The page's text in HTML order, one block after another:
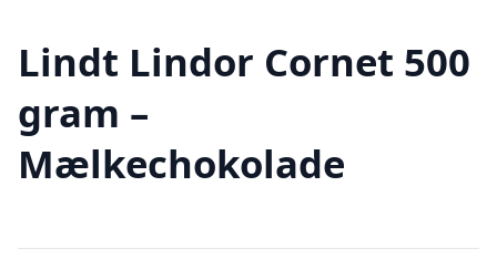
Lindt Lindor Cornet 500
gram –
Mælkechokolade